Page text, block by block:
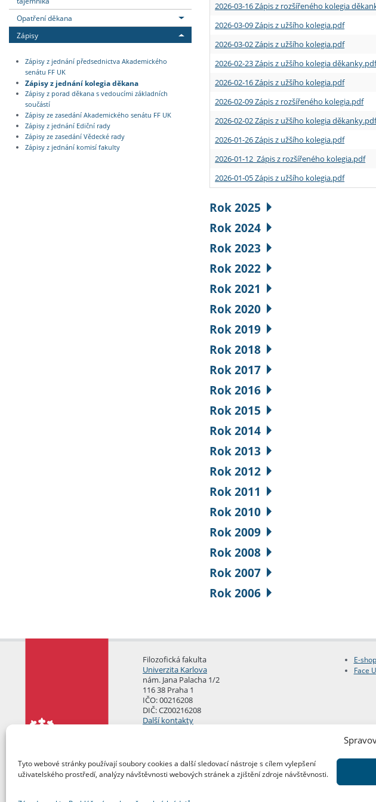
Tyto webové stránky používají soubory cookies a další sledovací nástroje s cílem vylepšení
uživatelského prostředí, analýzy návštěvnosti webových stránek a zjištění zdroje návštěvnosti.
Opatření děkana
Zápisy
Zápisy z jednání předsednictva Akademického
senátu FF UK
Zápisy z jednání kolegia děkana
Zápisy z porad děkana s vedoucími základních
součástí
Zápisy ze zasedání Akademického senátu FF UK
Zápisy z jednání Ediční rady
Zápisy ze zasedání Vědecké rady
Zápisy z jednání komisí fakulty
2026-03-16 Zápis z rozšířeného kolegia
2026-03-09 Zápis z užšího kolegia.pdf
2026-03-02 Zápis z užšího kolegia.pdf
2026-02-23 Zápis z užšího kolegia
2026-02-16 Zápis z užšího kolegia.pdf
2026-02-09 Zápis z rozšířeného kolegia.pdf
2026-02-02 Zápis z užšího kolegia
2026-01-26 Zápis z užšího kolegia.pdf
2026-01-12 Zápis z rozšířeného kolegia.pdf
2026-01-05 Zápis z užšího kolegia.pdf
Rok 2025
Rok 2024
Rok 2023
Rok 2022
Rok 2021
Rok 2020
Rok 2019
Rok 2018
Rok 2017
Rok 2016
Rok 2015
Rok 2014
Rok 2013
Rok 2012
Rok 2011
Rok 2010
Rok 2009
Rok 2008
Rok 2007
Rok 2006
Filozofická fakulta
Univerzita Karlova
nám. Jana Palacha 1/2
116 38 Praha 1
IČO: 00216208
DIČ: CZ00216208
Další kontakty
E-
Face